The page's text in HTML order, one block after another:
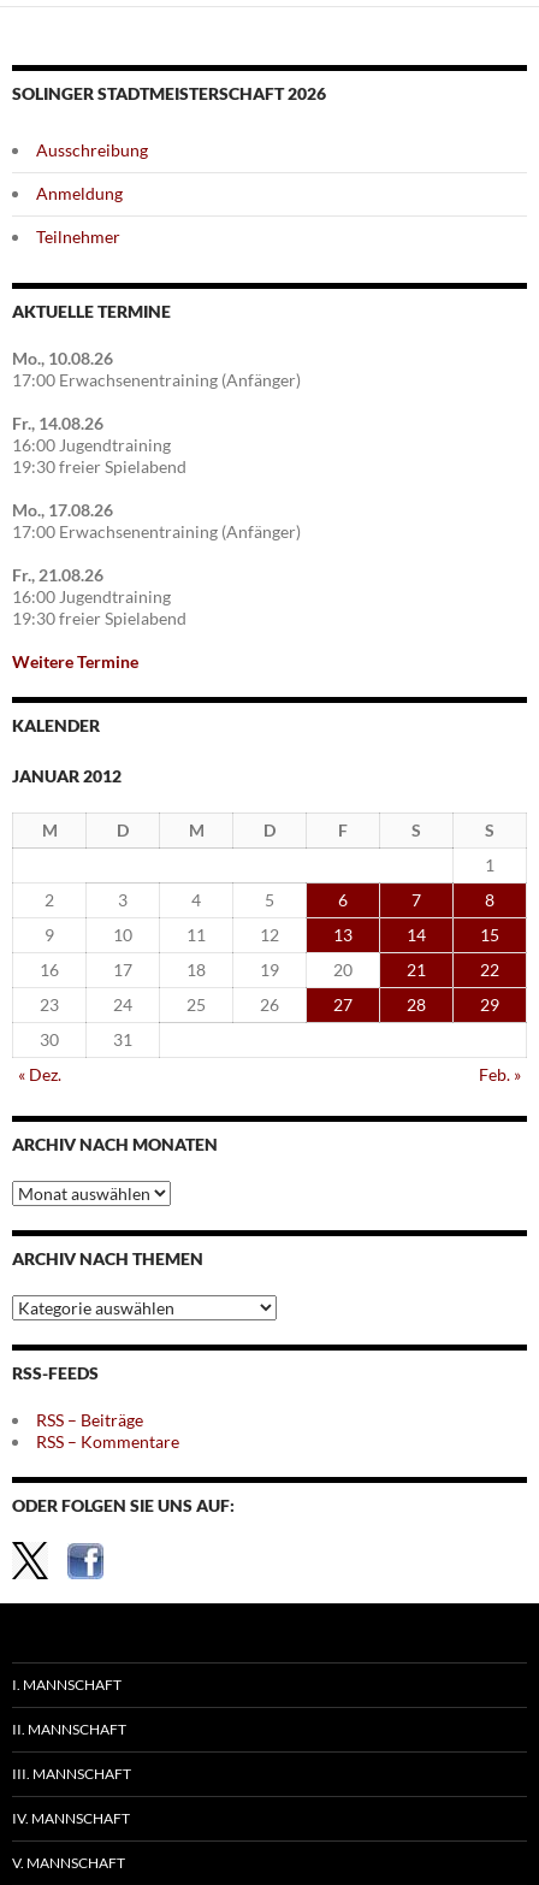
SOLINGER STADTMEISTERSCHAFT 2026
Ausschreibung
Anmeldung
Teilnehmer
AKTUELLE TERMINE
Mo., 10.08.26
17:00 Erwachsenentraining (Anfänger)
Fr., 14.08.26
16:00 Jugendtraining
19:30 freier Spielabend
Mo., 17.08.26
17:00 Erwachsenentraining (Anfänger)
Fr., 21.08.26
16:00 Jugendtraining
19:30 freier Spielabend
Weitere Termine
KALENDER
JANUAR 2012
M D M D F S
S
1
2
3 4 5 6 7
8
9
10 11 12 13 14
15
16
17 18 19 20 21
22
23
24 25 26 27 28
29
30
31
« Dez.
Feb. »
ARCHIV NACH MONATEN
Archiv
nach
Monaten
ARCHIV NACH THEMEN
Archiv
nach
Themen
RSS-FEEDS
RSS – Beiträge
RSS – Kommentare
ODER FOLGEN SIE UNS AUF:
I. MANNSCHAFT
II. MANNSCHAFT
III. MANNSCHAFT
IV. MANNSCHAFT
V. MANNSCHAFT